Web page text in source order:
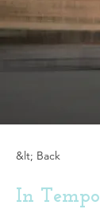
&lt; Back
In Tempo